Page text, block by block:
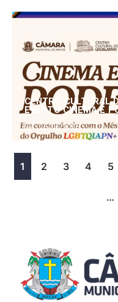
CENTRO CULTURAL
EVENTO CINEMA E
25/06/2026
1 2 3 4 5
…